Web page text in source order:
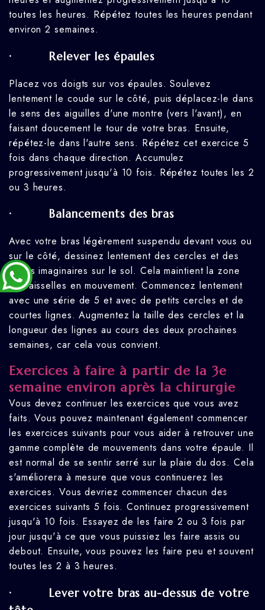
toutes les heures. Répétez toutes les heures pendant
environ 2 semaines.
· Relever les épaules
Placez vos doigts sur vos épaules. Soulevez
lentement le coude sur le côté, puis déplacez-le dans
le sens des aiguilles d'une montre (vers l'avant), en
faisant doucement le tour de votre bras. Ensuite,
répétez-le dans l'autre sens. Répétez cet exercice 5
fois dans chaque direction. Accumulez
progressivement jusqu'à 10 fois. Répétez toutes les 2
ou 3 heures.
· Balancements des bras
Avec votre bras légèrement suspendu devant vous ou
sur le côté, dessinez lentement des cercles et des
lignes imaginaires sur le sol. Cela maintient la zone
des aisselles en mouvement. Commencez lentement
avec une série de 5 et avec de petits cercles et de
courtes lignes. Augmentez la taille des cercles et la
longueur des lignes au cours des deux prochaines
semaines, car cela vous convient.
Exercices à faire à partir de la 3e
semaine environ après la chirurgie
Vous devez continuer les exercices que vous avez
faits. Vous pouvez maintenant également commencer
les exercices suivants pour vous aider à retrouver une
gamme complète de mouvements dans votre épaule. Il
est normal de se sentir serré sur la plaie du dos. Cela
s'améliorera à mesure que vous continuerez les
exercices. Vous devriez commencer chacun des
exercices suivants 5 fois. Continuez progressivement
jusqu'à 10 fois. Essayez de les faire 2 ou 3 fois par
jour jusqu'à ce que vous puissiez les faire assis ou
debout. Ensuite, vous pouvez les faire peu et souvent
toutes les 2 à 3 heures.
· Lever votre bras au-dessus de votre